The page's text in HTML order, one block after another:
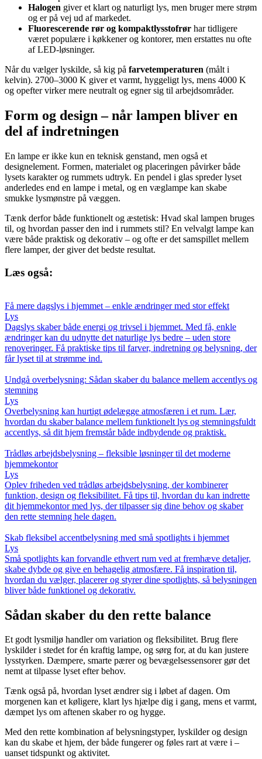
Halogen giver et klart og naturligt lys, men bruger mere strøm
og er på vej ud af markedet.
Fluorescerende rør og kompaktlysstofrør har tidligere
været populære i køkkener og kontorer, men erstattes nu ofte
af LED-løsninger.
Når du vælger lyskilde, så kig på farvetemperaturen (målt i
kelvin). 2700–3000 K giver et varmt, hyggeligt lys, mens 4000 K
og opefter virker mere neutralt og egner sig til arbejdsområder.
Form og design – når lampen bliver en
del af indretningen
En lampe er ikke kun en teknisk genstand, men også et
designelement. Formen, materialet og placeringen påvirker både
lysets karakter og rummets udtryk. En pendel i glas spreder lyset
anderledes end en lampe i metal, og en væglampe kan skabe
smukke lysmønstre på væggen.
Tænk derfor både funktionelt og æstetisk: Hvad skal lampen bruges
til, og hvordan passer den ind i rummets stil? En velvalgt lampe kan
være både praktisk og dekorativ – og ofte er det samspillet mellem
flere lamper, der giver det bedste resultat.
Læs også:
Få mere dagslys i hjemmet – enkle ændringer med stor effekt
Lys
Dagslys skaber både energi og trivsel i hjemmet. Med få, enkle
ændringer kan du udnytte det naturlige lys bedre – uden store
renoveringer. Få praktiske tips til farver, indretning og belysning, der
får lyset til at strømme ind.
Undgå overbelysning: Sådan skaber du balance mellem accentlys og
stemning
Lys
Overbelysning kan hurtigt ødelægge atmosfæren i et rum. Lær,
hvordan du skaber balance mellem funktionelt lys og stemningsfuldt
accentlys, så dit hjem fremstår både indbydende og praktisk.
Trådløs arbejdsbelysning – fleksible løsninger til det moderne
hjemmekontor
Lys
Oplev friheden ved trådløs arbejdsbelysning, der kombinerer
funktion, design og fleksibilitet. Få tips til, hvordan du kan indrette
dit hjemmekontor med lys, der tilpasser sig dine behov og skaber
den rette stemning hele dagen.
Skab fleksibel accentbelysning med små spotlights i hjemmet
Lys
Små spotlights kan forvandle ethvert rum ved at fremhæve detaljer,
skabe dybde og give en behagelig atmosfære. Få inspiration til,
hvordan du vælger, placerer og styrer dine spotlights, så belysningen
bliver både funktionel og dekorativ.
Sådan skaber du den rette balance
Et godt lysmiljø handler om variation og fleksibilitet. Brug flere
lyskilder i stedet for én kraftig lampe, og sørg for, at du kan justere
lysstyrken. Dæmpere, smarte pærer og bevægelsessensorer gør det
nemt at tilpasse lyset efter behov.
Tænk også på, hvordan lyset ændrer sig i løbet af dagen. Om
morgenen kan et køligere, klart lys hjælpe dig i gang, mens et varmt,
dæmpet lys om aftenen skaber ro og hygge.
Med den rette kombination af belysningstyper, lyskilder og design
kan du skabe et hjem, der både fungerer og føles rart at være i –
uanset tidspunkt og aktivitet.